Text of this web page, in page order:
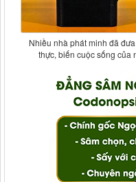
Nhiều nhà phát minh đã
thực, biến cuộc sống của